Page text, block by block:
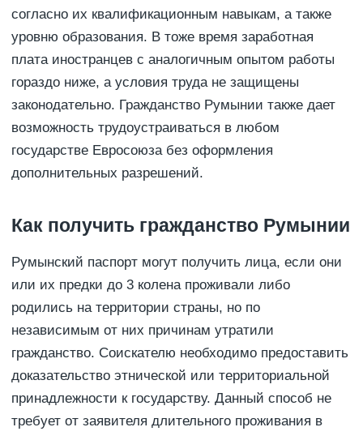
согласно их квалификационным навыкам, а также
уровню образования. В тоже время заработная
плата иностранцев с аналогичным опытом работы
гораздо ниже, а условия труда не защищены
законодательно. Гражданство Румынии также дает
возможность трудоустраиваться в любом
государстве Евросоюза без оформления
дополнительных разрешений.
Как получить гражданство Румынии
Румынский паспорт могут получить лица, если они
или их предки до 3 колена проживали либо
родились на территории страны, но по
независимым от них причинам утратили
гражданство. Соискателю необходимо предоставить
доказательство этнической или территориальной
принадлежности к государству. Данный способ не
требует от заявителя длительного проживания в